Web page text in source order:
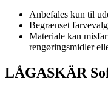
Anbefales kun til
Begrænset
Materiale kan
rengøringsmidler
LÅGASKÄR